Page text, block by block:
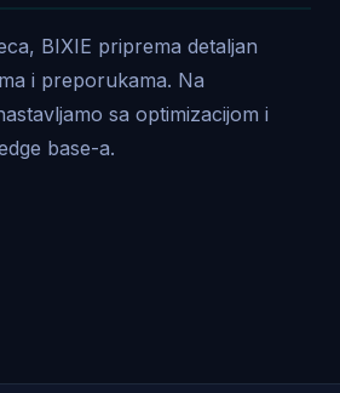
BIXIE priprema detaljan
i preporukama. Na
sa optimizacijom i
base-a.